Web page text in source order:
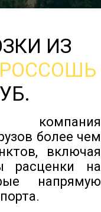
ИЗ
РОССОШЬ
компания
более чем
включая
расценки на
напрямую